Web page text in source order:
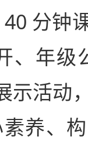
分钟
、年级
示活动
养、